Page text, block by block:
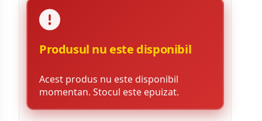
Produsul nu este disponibil
Acest produs nu este disponibil
momentan. Stocul este epuizat.